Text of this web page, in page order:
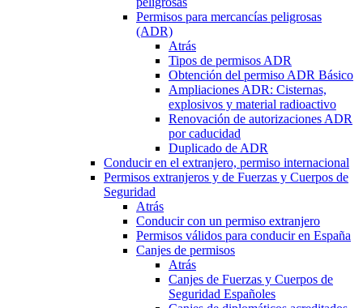
Permisos para mercancías peligrosas
(ADR)
Atrás
Tipos de permisos ADR
Obtención del permiso ADR Básico
Ampliaciones ADR: Cisternas,
explosivos y material radioactivo
Renovación de autorizaciones ADR
por caducidad
Duplicado de ADR
Conducir en el extranjero, permiso internacional
Permisos extranjeros y de Fuerzas y Cuerpos de
Seguridad
Atrás
Conducir con un permiso extranjero
Permisos válidos para conducir en España
Canjes de permisos
Atrás
Canjes de Fuerzas y Cuerpos de
Seguridad Españoles